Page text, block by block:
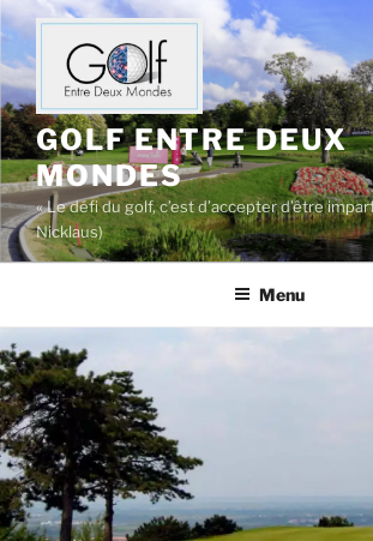
Aller
au
contenu
principal
GOLF ENTRE DEUX
MONDES
« Le défi du golf, c’est d’accepter d’être
Nicklaus)
Menu